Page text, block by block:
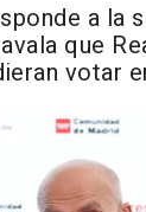
a la
que
votar